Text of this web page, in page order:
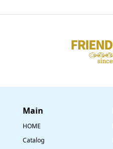
Main
HOME
Catalog